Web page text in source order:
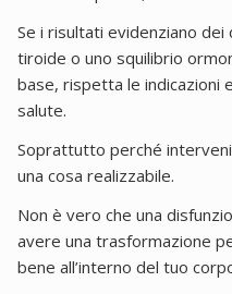
Se i risultati evidenziano dei
tiroide o uno squilibrio
base, rispetta le indicazioni
salute.
Soprattutto perché
una cosa realizzabile.
Non è vero che una
avere una trasformazione
bene all’interno del tuo